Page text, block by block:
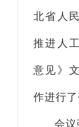
北省人
推进人
意见》
作进行
会议